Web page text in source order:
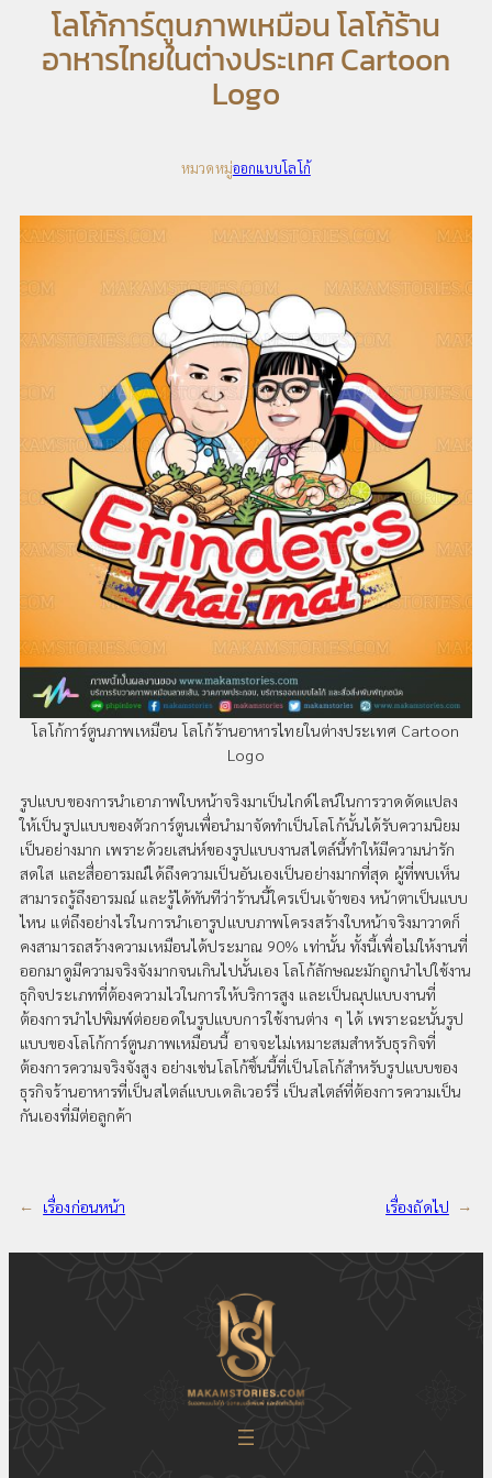
โลโก้การ์ตูนภาพเหมือน โลโก้ร้าน
อาหารไทยในต่างประเทศ Cartoon
Logo
หมวดหมู่ออกแบบโลโก้
โลโก้การ์ตูนภาพเหมือน โลโก้ร้านอาหารไทยในต่างประเทศ Cartoon
Logo
รูปแบบของการนำเอาภาพใบหน้าจริงมาเป็นไกด์ไลน์ในการวาดดัดแปลง
ให้เป็นรูปแบบของตัวการ์ตูนเพื่อนำมาจัดทำเป็นโลโก้นั้นได้รับความนิยม
เป็นอย่างมาก เพราะด้วยเสน่ห์ของรูปแบบงานสไตล์นี้ทำให้มีความน่ารัก
สดใส และสื่ออารมณ์ได้ถึงความเป็นอันเองเป็นอย่างมากที่สุด ผู้ที่พบเห็น
สามารถรู้ถึงอารมณ์ และรู้ได้ทันทีว่าร้านนี้ใครเป็นเจ้าของ หน้าตาเป็นแบบ
ไหน แต่ถึงอย่างไรในการนำเอารูปแบบภาพโครงสร้างใบหน้าจริงมาวาดก็
คงสามารถสร้างความเหมือนได้ประมาณ 90% เท่านั้น ทั้งนี้เพื่อไม่ให้งานที่
ออกมาดูมีความจริงจังมากจนเกินไปนั้นเอง โลโก้ลักษณะมักถูกนำไปใช้งาน
ธุกิจประเภทที่ต้องความไวในการให้บริการสูง และเป็นณุปแบบงานที่
ต้องการนำไปพิมพ์ต่อยอดในรูปแบบการใช้งานต่าง ๆ ได้ เพราะฉะนั้นรูป
แบบของโลโก้การ์ตูนภาพเหมือนนี้ อาจจะไม่เหมาะสมสำหรับธุรกิจที่
ต้องการความจริงจังสูง อย่างเช่นโลโก้ชิ้นนี้ที่เป็นโลโก้สำหรับรูปแบบของ
ธุรกิจร้านอาหารที่เป็นสไตล์แบบเดลิเวอร์รี่ เป็นสไตล์ที่ต้องการความเป็น
กันเองที่มีต่อลูกค้า
← เรื่องก่อนหน้า เรื่องถัดไป →